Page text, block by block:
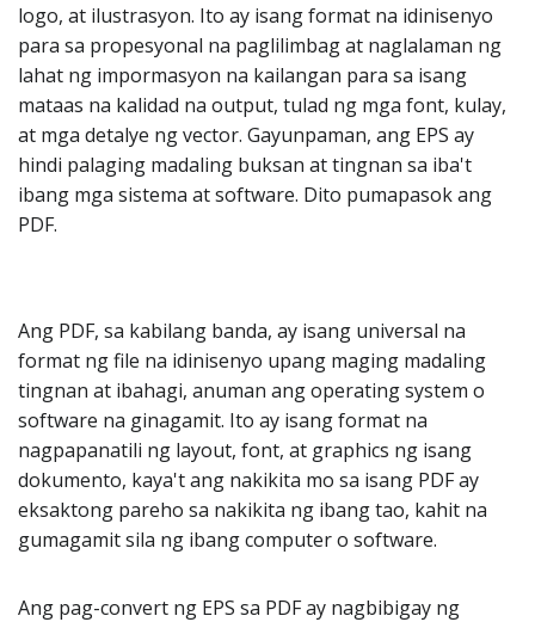
logo, at ilustrasyon. Ito ay isang format na idinisenyo
para sa propesyonal na paglilimbag at naglalaman ng
lahat ng impormasyon na kailangan para sa isang
mataas na kalidad na output, tulad ng mga font, kulay,
at mga detalye ng vector. Gayunpaman, ang EPS ay
hindi palaging madaling buksan at tingnan sa iba't
ibang mga sistema at software. Dito pumapasok ang
PDF.
Ang PDF, sa kabilang banda, ay isang universal na
format ng file na idinisenyo upang maging madaling
tingnan at ibahagi, anuman ang operating system o
software na ginagamit. Ito ay isang format na
nagpapanatili ng layout, font, at graphics ng isang
dokumento, kaya't ang nakikita mo sa isang PDF ay
eksaktong pareho sa nakikita ng ibang tao, kahit na
gumagamit sila ng ibang computer o software.
Ang pag-convert ng EPS sa PDF ay nagbibigay ng